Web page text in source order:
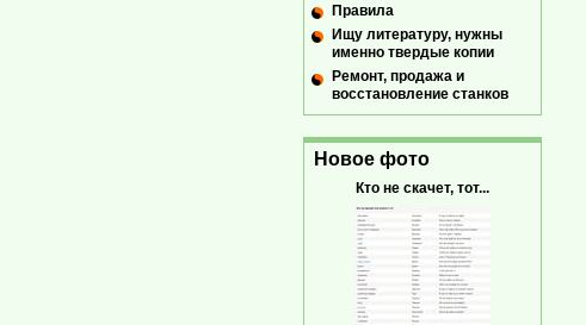
Правила
Ищу литературу, нужны
именно твердые копии
Ремонт, продажа и
восстановление станков
Новое фото
Кто не скачет, тот...